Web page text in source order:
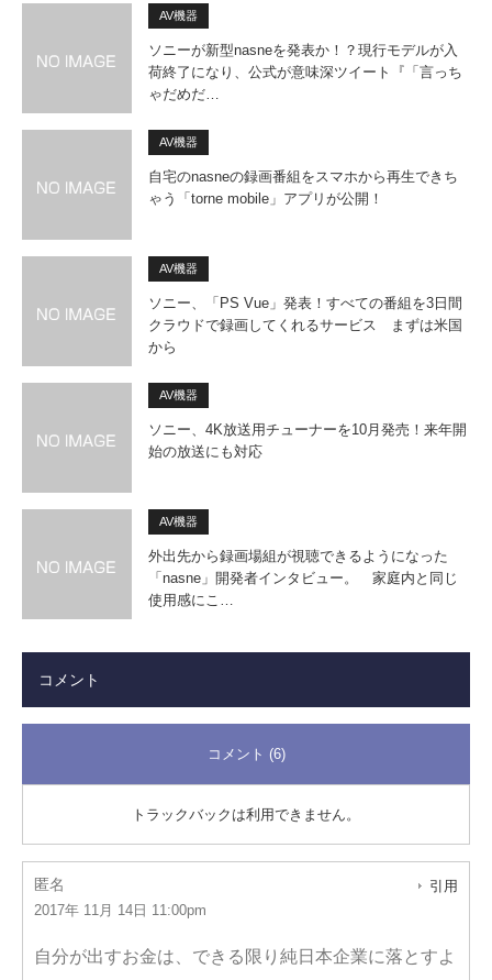
AV機器
ソニーが新型nasneを発表か！？現行モデルが入
荷終了になり、公式が意味深ツイート『「言っち
ゃだめだ…
AV機器
自宅のnasneの録画番組をスマホから再生できち
ゃう「torne mobile」アプリが公開！
AV機器
ソニー、「PS Vue」発表！すべての番組を3日間
クラウドで録画してくれるサービス まずは米国
から
AV機器
ソニー、4K放送用チューナーを10月発売！来年開
始の放送にも対応
AV機器
外出先から録画場組が視聴できるようになった
「nasne」開発者インタビュー。 家庭内と同じ
使用感にこ…
コメント
コメント (6)
トラックバックは利用できません。
匿名
2017年 11月 14日 11:00pm
引用
自分が出すお金は、できる限り純日本企業に落とすよ